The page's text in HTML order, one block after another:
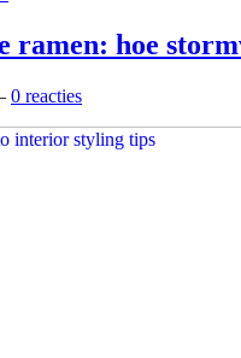
ramen: hoe
0 reacties